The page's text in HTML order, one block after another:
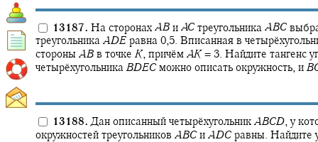
13187. На сторонах AB и AC треугольника ABC
треугольника ADE равна 0,5. Вписанная в
стороны AB в точке K, причём AK = 3. Найдите тангенс
четырёхугольника BDEC можно описать окружность, и B
13188. Дан описанный четырёхугольник ABCD,у
окружностей треугольников ABC и ADC равны. Найдите